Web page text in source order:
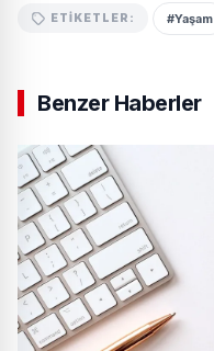
ETIKETLER: #Yaşam
Benzer Haberler